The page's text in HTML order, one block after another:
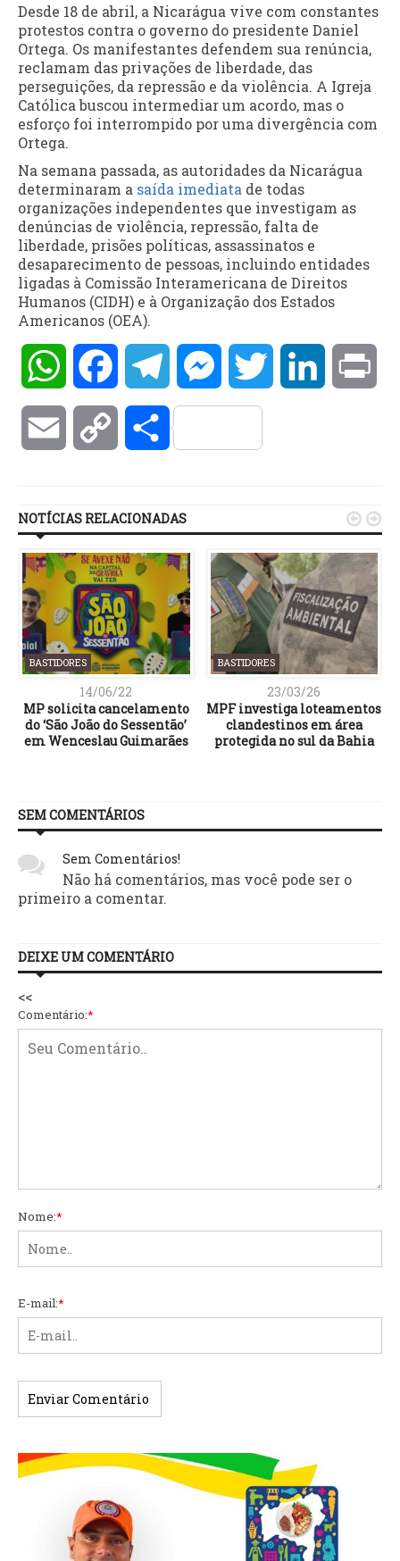
Desde 18 de abril, a Nicarágua vive com constantes
protestos contra o governo do presidente Daniel
Ortega. Os manifestantes defendem sua renúncia,
reclamam das privações de liberdade, das
perseguições, da repressão e da violência. A Igreja
Católica buscou intermediar um acordo, mas o
esforço foi interrompido por uma divergência com
Ortega.
Na semana passada, as autoridades da Nicarágua
determinaram a saída imediata de todas
organizações independentes que investigam as
denúncias de violência, repressão, falta de
liberdade, prisões políticas, assassinatos e
desaparecimento de pessoas, incluindo entidades
ligadas à Comissão Interamericana de Direitos
Humanos (CIDH) e à Organização dos Estados
Americanos (OEA).
WhatsAppFacebookTelegramMessengerTwitter LinkedIn
Email Copy Compartilhar
NOTÍCIAS RELACIONADAS
BASTIDORES
14/06/22
MP solicita cancelamento
do ‘São João do Sessentão’
em Wenceslau Guimarães
BASTIDORES
23/03/26
MPF investiga loteamentos
clandestinos em área
protegida no sul da Bahia
 
SEM COMENTÁRIOS
Sem Comentários!
Não há comentários, mas você pode ser o
primeiro a comentar.
DEIXE UM COMENTÁRIO
<<
Comentário:*
Nome:*
E-mail:*